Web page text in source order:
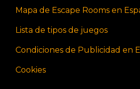
Mapa de Escape Rooms en
Lista de tipos de juegos
Condiciones de Publicidad en
Cookies